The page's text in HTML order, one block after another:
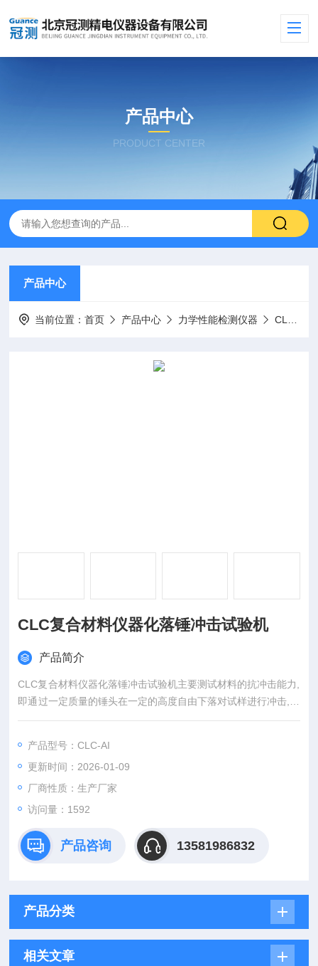
产品中心
PRODUCT CENTER
产品中心
当前位置：首页 产品中心 力学性能检测仪器 CLC-AI-落锤冲击试验机
CLC复合材料仪器化落锤冲击试验机
产品简介
CLC复合材料仪器化落锤冲击试验机主要测试材料的抗冲击能力,
即通过一定质量的锤头在一定的高度自由下落对试样进行冲击,通
过高速率同步采集锤头对试样冲击接触后的数据,分析试样的抗冲
大冲击力、大冲击能量、大冲击速度、材料吸收能量及损伤耗散
能量、损伤临界点及韧脆转变点…….
产品型号：CLC-AI
更新时间：2026-01-09
厂商性质：生产厂家
访问量：1592
产品咨询 13581986832
产品分类
相关文章